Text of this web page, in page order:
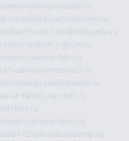
demaholding.ruaalse.ru
perkoka.ru movie-one.ru
sibarchives.ruandreislyusar.ru
tor-lyubov-i-grom.ru
evro-dez.ru
avtopomosch27.ru
nertansaga.rudelanalad.ru
aria-family.ru roadli.ru
trade-farm.ru
autodamp.ru